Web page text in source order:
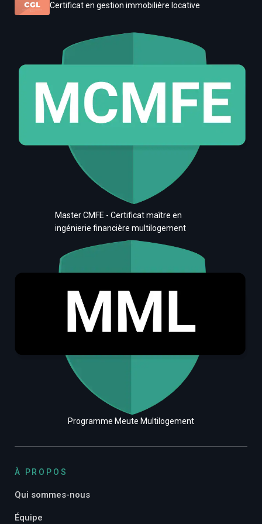
Certificat en gestion immobilière locative
Master CMFE - Certificat maître en
ingénierie financière multilogement
Programme Meute Multilogement
À PROPOS
Qui sommes-nous
Équipe